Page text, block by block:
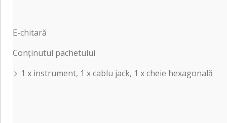
E-chitară
Conținutul pachetului
1 x instrument, 1 x cablu jack, 1 x cheie hexagonală